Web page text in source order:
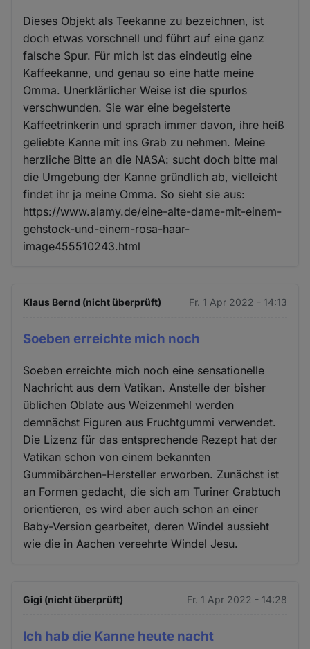
Dieses Objekt als Teekanne zu bezeichnen, ist
doch etwas vorschnell und führt auf eine ganz
falsche Spur. Für mich ist das eindeutig eine
Kaffeekanne, und genau so eine hatte meine
Omma. Unerklärlicher Weise ist die spurlos
verschwunden. Sie war eine begeisterte
Kaffeetrinkerin und sprach immer davon, ihre heiß
geliebte Kanne mit ins Grab zu nehmen. Meine
herzliche Bitte an die NASA: sucht doch bitte mal
die Umgebung der Kanne gründlich ab, vielleicht
findet ihr ja meine Omma. So sieht sie aus:
https://www.alamy.de/eine-alte-dame-mit-einem-
gehstock-und-einem-rosa-haar-
image455510243.html
Klaus Bernd (nicht überprüft) Fr. 1 Apr 2022 - 14:13
Soeben erreichte mich noch
Soeben erreichte mich noch eine sensationelle
Nachricht aus dem Vatikan. Anstelle der bisher
üblichen Oblate aus Weizenmehl werden
demnächst Figuren aus Fruchtgummi verwendet.
Die Lizenz für das entsprechende Rezept hat der
Vatikan schon von einem bekannten
Gummibärchen-Hersteller erworben. Zunächst ist
an Formen gedacht, die sich am Turiner Grabtuch
orientieren, es wird aber auch schon an einer
Baby-Version gearbeitet, deren Windel aussieht
wie die in Aachen vereehrte Windel Jesu.
Gigi (nicht überprüft) Fr. 1 Apr 2022 - 14:28
Ich hab die Kanne heute nacht